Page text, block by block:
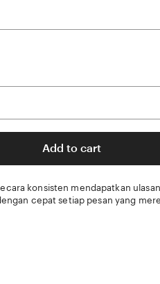
Add to cart
konsisten mendapatkan
cepat setiap pesan yang